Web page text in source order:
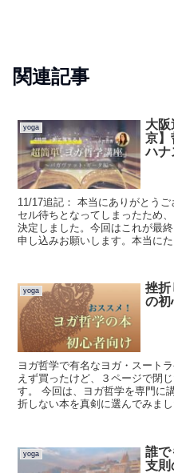
関連記事
yoga
大
京】
ハナ
11/17追記： 本当にありがとう
セル待ちとなってしまったため
決定しました。今回はこれが最
申し込みお願いします。本当に
yoga
挫折
の初
ヨガ哲学で有名なヨガ・スート
えず買ったけど、３ページで閉
す。 今回は、ヨガ哲学を専門に
折しない本を真剣に選んでみま
yoga
誰で
支則